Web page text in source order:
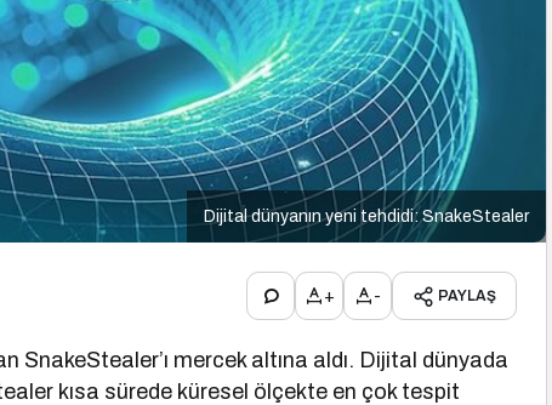
Dijital dünyanın yeni tehdidi: SnakeStealer
+ - PAYLAŞ
SnakeStealer’ı mercek altına aldı. Dijital dünyada
kısa sürede küresel ölçekte en çok tespit